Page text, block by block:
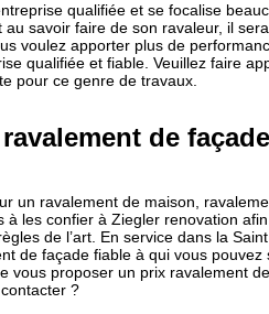
qualifiée et se focalise
savoir faire de son ravaleur, il
voulez apporter plus de
qualifiée et fiable. Veuillez faire
pour ce genre de travaux.
de
un ravalement de maison,
les confier à Ziegler renovation
de l’art. En service dans la
de façade fiable à qui vous pouvez
vous proposer un prix ravalement
?